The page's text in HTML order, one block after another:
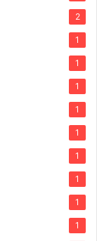
2
1
1
1
1
1
1
1
1
1